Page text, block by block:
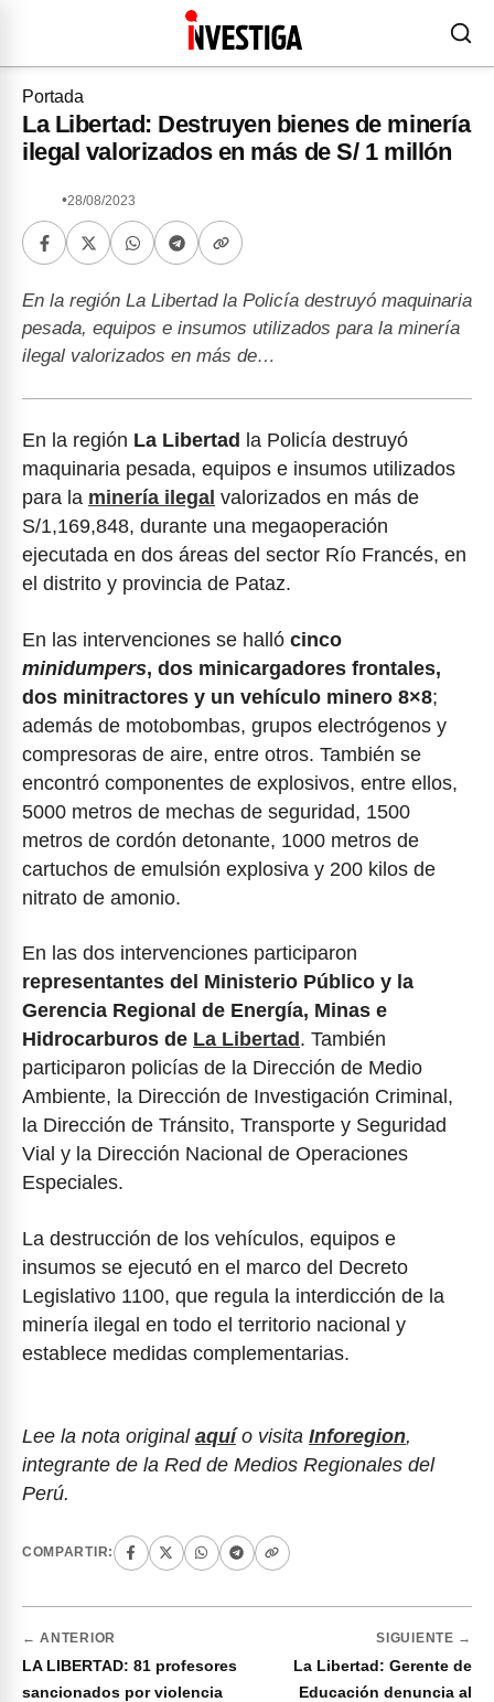
Portada
La Libertad: Destruyen bienes de minería
ilegal valorizados en más de S/ 1 millón
•28/08/2023
En la región La Libertad la Policía destruyó maquinaria
pesada, equipos e insumos utilizados para la minería
ilegal valorizados en más de…
En la región La Libertad la Policía destruyó
maquinaria pesada, equipos e insumos utilizados
para la minería ilegal valorizados en más de
S/1,169,848, durante una megaoperación
ejecutada en dos áreas del sector Río Francés, en
el distrito y provincia de Pataz.
En las intervenciones se halló cinco
minidumpers, dos minicargadores frontales,
dos minitractores y un vehículo minero 8×8;
además de motobombas, grupos electrógenos y
compresoras de aire, entre otros. También se
encontró componentes de explosivos, entre ellos,
5000 metros de mechas de seguridad, 1500
metros de cordón detonante, 1000 metros de
cartuchos de emulsión explosiva y 200 kilos de
nitrato de amonio.
En las dos intervenciones participaron
representantes del Ministerio Público y la
Gerencia Regional de Energía, Minas e
Hidrocarburos de La Libertad . También
participaron policías de la Dirección de Medio
Ambiente, la Dirección de Investigación Criminal,
la Dirección de Tránsito, Transporte y Seguridad
Vial y la Dirección Nacional de Operaciones
Especiales.
La destrucción de los vehículos, equipos e
insumos se ejecutó en el marco del Decreto
Legislativo 1100, que regula la interdicción de la
minería ilegal en todo el territorio nacional y
establece medidas complementarias.
Lee la nota original aquío visita Inforegion,
integrante de la Red de Medios Regionales del
Perú.
COMPARTIR:
← ANTERIOR
LA LIBERTAD: 81 profesores
sancionados por violencia
SIGUIENTE →
La Libertad: Gerente de
Educación denuncia al